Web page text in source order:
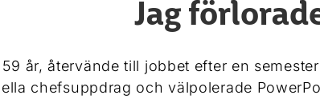
Jag
år, återvände till jobbet efter en
chefsuppdrag och välpolerade